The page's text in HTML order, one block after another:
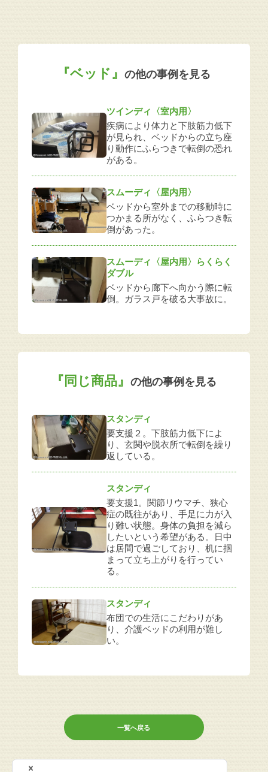
『ベッド』の他の事例を見る
ツインディ〈室内用〉
疾病により体力と下肢筋力低下
が見られ、ベッドからの立ち座
り動作にふらつきで転倒の恐れ
がある。
スムーディ〈屋内用〉
ベッドから室外までの移動時に
つかまる所がなく、ふらつき転
倒があった。
スムーディ〈屋内用〉らくらく
ダブル
ベッドから廊下へ向かう際に転
倒。ガラス戸を破る大事故に。
『同じ商品』の他の事例を見る
スタンディ
要支援２。下肢筋力低下によ
り、玄関や脱衣所で転倒を繰り
返している。
スタンディ
要支援1。関節リウマチ、狭心
症の既往があり、手足に力が入
り難い状態。身体の負担を減ら
したいという希望がある。日中
は居間で過ごしており、机に掴
まって立ち上がりを行ってい
る。
スタンディ
布団での生活にこだわりがあ
り、介護ベッドの利用が難し
い。
一覧へ戻る